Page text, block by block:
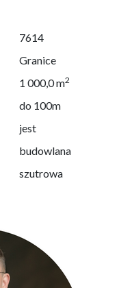
7614
Granice
1 000,0 m2
do 100m
jest
budowlana
szutrowa